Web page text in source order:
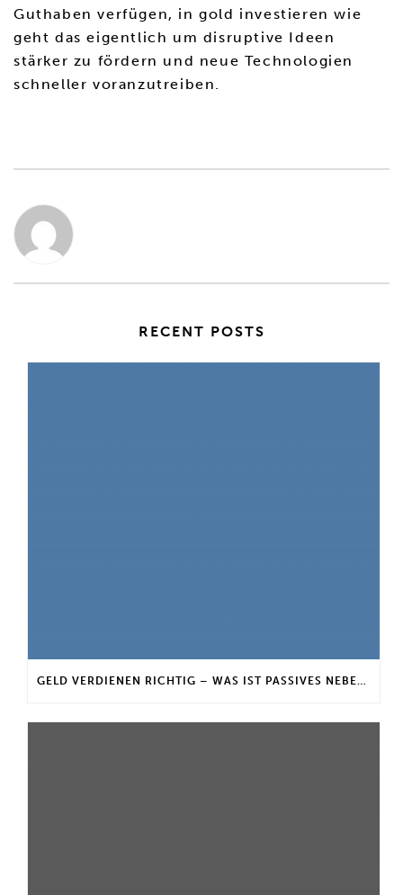
Guthaben verfügen, in gold investieren wie
geht das eigentlich um disruptive Ideen
stärker zu fördern und neue Technologien
schneller voranzutreiben.
RECENT POSTS
GELD VERDIENEN RICHTIG – WAS IST PASSIVES NEBENEINKOMMEN?